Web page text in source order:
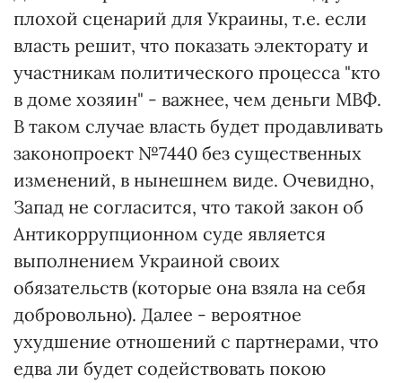
плохой сценарий для Украины, т.е. если
власть решит, что показать электорату и
участникам политического процесса "кто
в доме хозяин" - важнее, чем деньги МВФ.
В таком случае власть будет продавливать
законопроект №7440 без существенных
изменений, в нынешнем виде. Очевидно,
Запад не согласится, что такой закон об
Антикоррупционном суде является
выполнением Украиной своих
обязательств (которые она взяла на себя
добровольно). Далее - вероятное
ухудшение отношений с партнерами, что
едва ли будет содействовать покою